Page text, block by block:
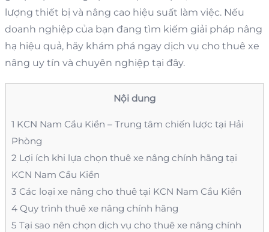
lượng thiết bị và nâng cao hiệu suất làm việc. Nếu
doanh nghiệp của bạn đang tìm kiếm giải pháp nâng
hạ hiệu quả, hãy khám phá ngay dịch vụ cho thuê xe
nâng uy tín và chuyên nghiệp tại đây.
Nội dung
1 KCN Nam Cầu Kiền – Trung tâm chiến lược tại Hải
Phòng
2 Lợi ích khi lựa chọn thuê xe nâng chính hãng tại
KCN Nam Cầu Kiền
3 Các loại xe nâng cho thuê tại KCN Nam Cầu Kiền
4 Quy trình thuê xe nâng chính hãng
5 Tại sao nên chọn dịch vụ cho thuê xe nâng chính